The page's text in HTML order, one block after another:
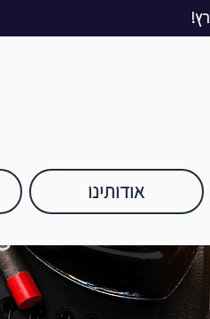
אודותינו